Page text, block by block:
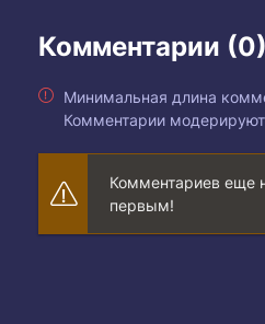
Комментарии (0)
Минимальная длина
Комментарии
Комментариев еще
первым!